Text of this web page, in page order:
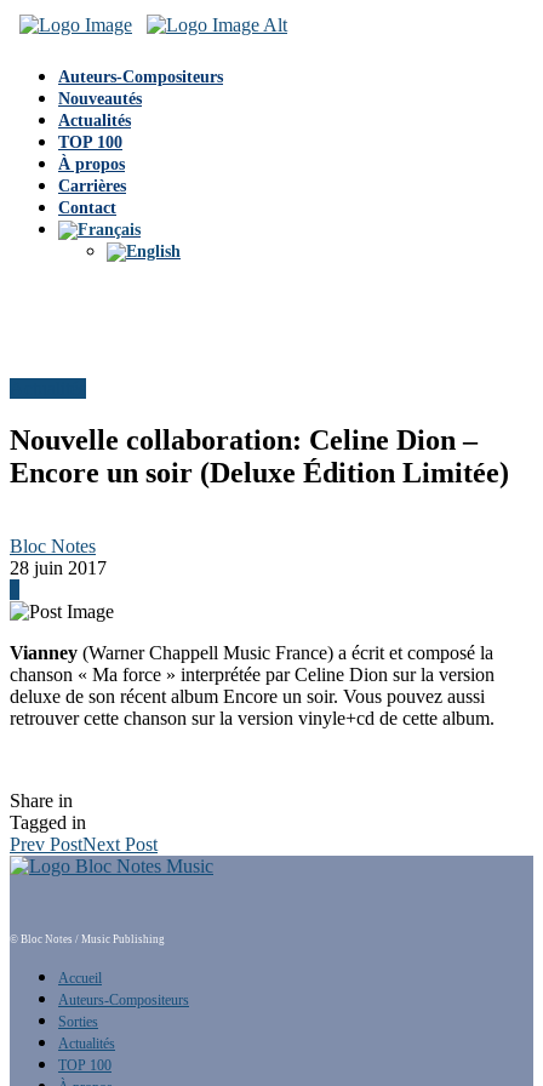
Auteurs-Compositeurs
Nouveautés
Actualités
TOP 100
À propos
Carrières
Contact
Nouvelle collaboration: Celine Dion –
Encore un soir (Deluxe Édition Limitée)
Bloc Notes
28 juin 2017
Vianney (Warner Chappell Music France) a écrit et composé la
chanson « Ma force » interprétée par Celine Dion sur la version
deluxe de son récent album Encore un soir. Vous pouvez aussi
retrouver cette chanson sur la version vinyle+cd de cette album.
Share in
Tagged in
Prev PostNext Post
© Bloc Notes / Music Publishing
Accueil
Auteurs-Compositeurs
Sorties
Actualités
TOP 100